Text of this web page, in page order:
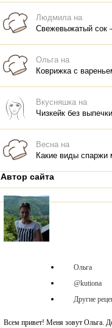
Людмила на
Ольга на
Коврижка с
Вкусняшка на
Чизкейк без выпечки
Весна на
Автор сайта
Ольга
@kutiona
Другие
Всем привет! Меня зовут Ольга.